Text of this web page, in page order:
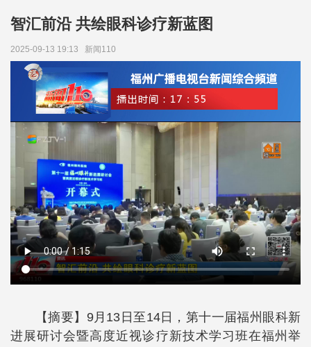
智汇前沿 共绘眼科诊疗新蓝图
2025-09-13 19:13 新闻110
【摘要】9月13日至14日，第十一届福州眼科新
进展研讨会暨高度近视诊疗新技术学习班在福州举